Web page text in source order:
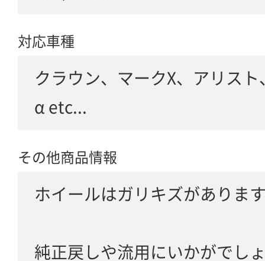
対応車種
クラウン、マークX、アリス
α etc...
その他商品情報
ホイールはガリキズがありま
純正戻しや流用にいかがでし